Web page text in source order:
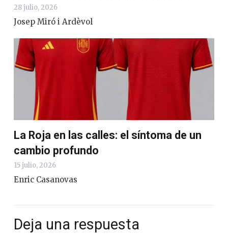
28 julio, 2026
Josep Miró i Ardèvol
La Roja en las calles: el síntoma de un
cambio profundo
15 julio, 2026
Enric Casanovas
Deja una respuesta